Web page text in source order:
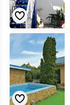
«Для
большой
компании»
2
дома
под-
ключ
на
карте